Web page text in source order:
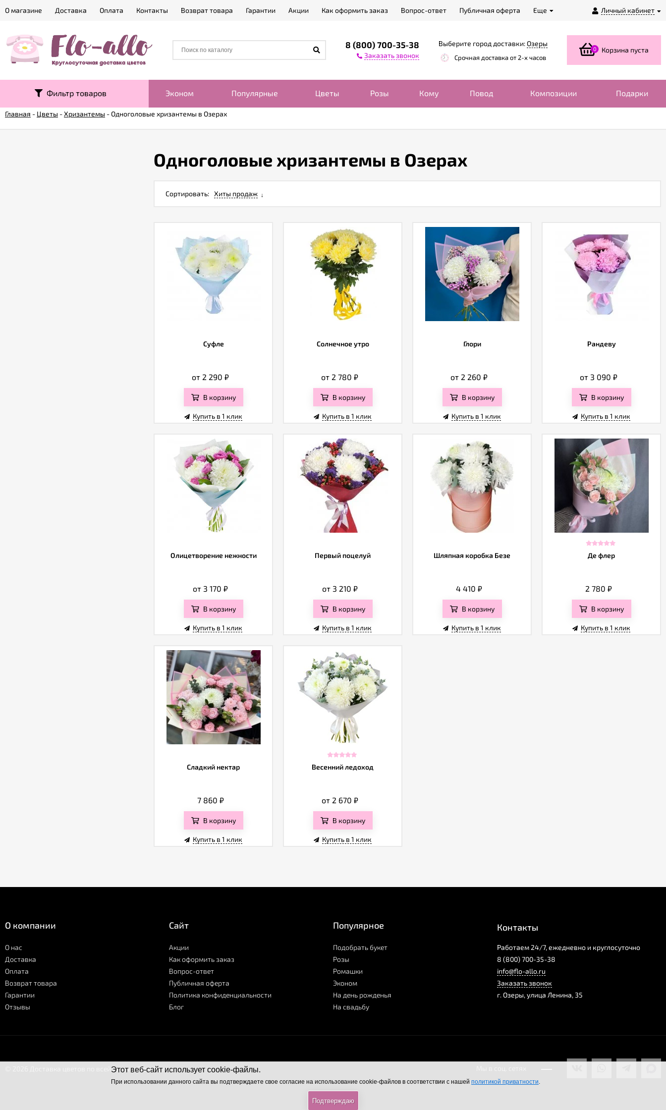
Этот веб-сайт использует cookie-файлы.
При использовании данного сайта вы подтверждаете свое согласие на использование cookie-файлов в соответствии с нашей политикой приватности.
Подтверждаю
Личный кабинет
О магазине Доставка Оплата Контакты Возврат товара Гарантии Акции Как оформить заказ Вопрос-ответ Публичная оферта Еще
8 (800) 700-35-38
Заказать звонок
Выберите город доставки:Озеры
Срочная доставка от 2-х часов
0 Корзина пуста
Фильтр товаров Эконом Популярные Цветы Розы Кому Повод Композиции Подарки
Главная - Цветы -Хризантемы -Одноголовые хризантемы в Озерах
Одноголовые хризантемы в Озерах
Сортировать: Хиты продаж
Суфле
от 2 290 ₽
В корзину
Купить в 1 клик
Солнечное утро
от 2 780 ₽
В корзину
Купить в 1 клик
Глори
от 2 260 ₽
В корзину
Купить в 1 клик
Рандеву
от 3 090 ₽
В корзину
Купить в 1 клик
Олицетворение нежности
от 3 170 ₽
В корзину
Купить в 1 клик
Первый поцелуй
от 3 210 ₽
В корзину
Купить в 1 клик
Шляпная коробка Безе
4 410 ₽
В корзину
Купить в 1 клик
Де флер
2 780 ₽
В корзину
Купить в 1 клик
Сладкий нектар
7 860 ₽
В корзину
Купить в 1 клик
Весенний ледоход
от 2 670 ₽
В корзину
Купить в 1 клик
О компании
О нас
Доставка
Оплата
Возврат товара
Гарантии
Отзывы
Сайт
Акции
Как оформить заказ
Вопрос-ответ
Публичная оферта
Политика конфиденциальности
Блог
Популярное
Подобрать букет
Розы
Ромашки
Эконом
На день рожденья
На свадьбу
Контакты
Работаем 24/7, ежедневно и круглосуточно
8 (800) 700-35-38
info@flo-allo.ru
Заказать звонок
г.Озеры,улица Ленина, 35
Мы в соц. сетях
© 2026 Доставка цветов по всей России Flo-allo.ru